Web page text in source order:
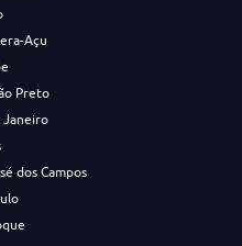
Açu
Preto
Janeiro
dos Campos